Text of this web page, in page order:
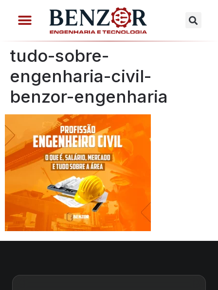
tudo-sobre-
engenharia-civil-
benzor-engenharia